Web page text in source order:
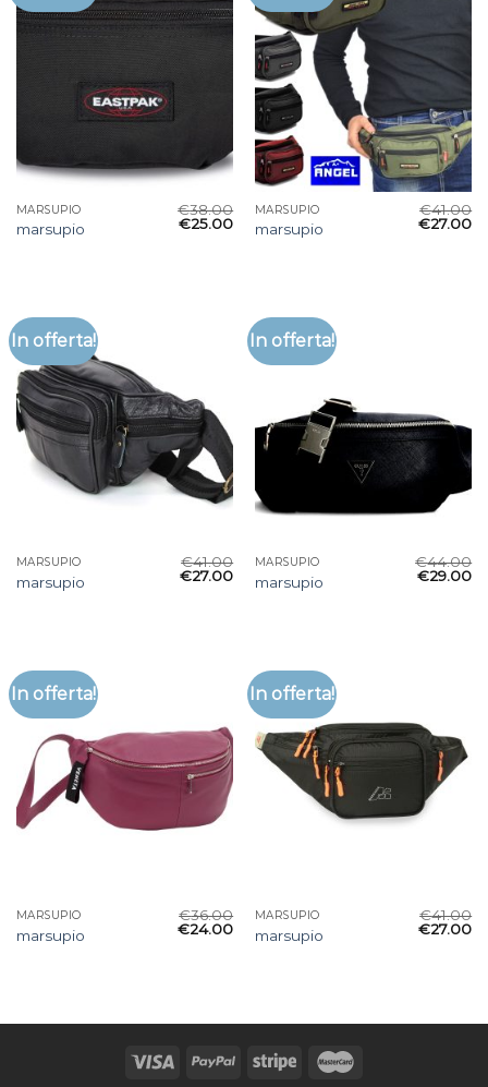
MARSUPIO
marsupio
€38.00
€25.00
MARSUPIO
marsupio
€41.00
€27.00
In offerta!
MARSUPIO
marsupio
€41.00
€27.00
In offerta!
MARSUPIO
marsupio
€44.00
€29.00
In offerta!
MARSUPIO
marsupio
€36.00
€24.00
In offerta!
MARSUPIO
marsupio
€41.00
€27.00